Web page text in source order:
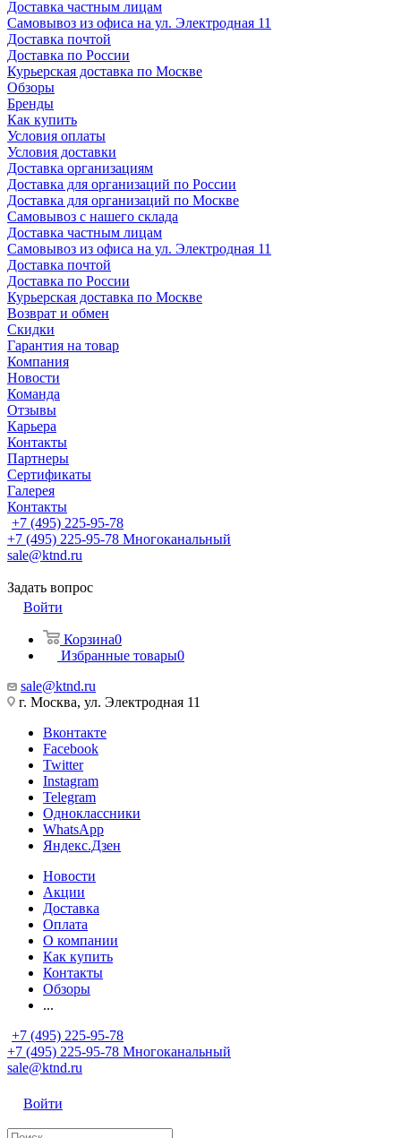
Доставка частным лицам
Самовывоз из офиса на ул. Электродная 11
Доставка почтой
Доставка по России
Курьерская доставка по Москве
Обзоры
Бренды
Как купить
Условия оплаты
Условия доставки
Доставка организациям
Доставка для организаций по России
Доставка для организаций по Москве
Самовывоз с нашего склада
Доставка частным лицам
Самовывоз из офиса на ул. Электродная 11
Доставка почтой
Доставка по России
Курьерская доставка по Москве
Возврат и обмен
Скидки
Гарантия на товар
Компания
Новости
Команда
Отзывы
Карьера
Контакты
Партнеры
Сертификаты
Галерея
Контакты
+7 (495) 225-95-78
+7 (495) 225-95-78 Многоканальный
sale@ktnd.ru
Задать вопрос
Войти
Корзина0
Избранные товары0
sale@ktnd.ru
г. Москва, ул. Электродная 11
Вконтакте
Facebook
Twitter
Instagram
Telegram
Одноклассники
WhatsApp
Яндекс.Дзен
Новости
Акции
Доставка
Оплата
О компании
Как купить
Контакты
Обзоры
...
+7 (495) 225-95-78
+7 (495) 225-95-78 Многоканальный
sale@ktnd.ru
Войти